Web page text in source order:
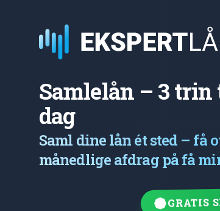
Samlelån – 3
dag
Saml dine lån ét sted – få
månedlige afdrag på få
GRATIS